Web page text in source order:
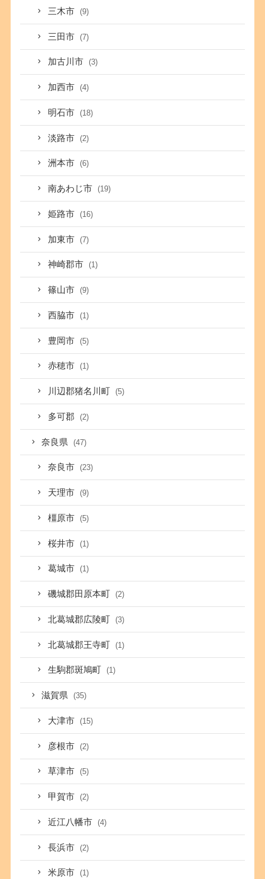
三木市 (9)
三田市 (7)
加古川市 (3)
加西市 (4)
明石市 (18)
淡路市 (2)
洲本市 (6)
南あわじ市 (19)
姫路市 (16)
加東市 (7)
神崎郡市 (1)
篠山市 (9)
西脇市 (1)
豊岡市 (5)
赤穂市 (1)
川辺郡猪名川町 (5)
多可郡 (2)
奈良県 (47)
奈良市 (23)
天理市 (9)
橿原市 (5)
桜井市 (1)
葛城市 (1)
磯城郡田原本町 (2)
北葛城郡広陵町 (3)
北葛城郡王寺町 (1)
生駒郡斑鳩町 (1)
滋賀県 (35)
大津市 (15)
彦根市 (2)
草津市 (5)
甲賀市 (2)
近江八幡市 (4)
長浜市 (2)
米原市 (1)